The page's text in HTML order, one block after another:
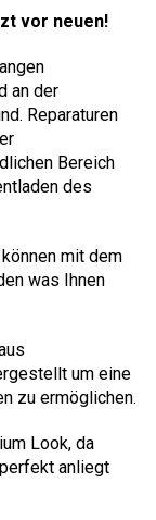
vor neuen!
an der
Reparaturen
Bereich
des
mit dem
was Ihnen
um eine
zu ermöglichen.
Look, da
anliegt